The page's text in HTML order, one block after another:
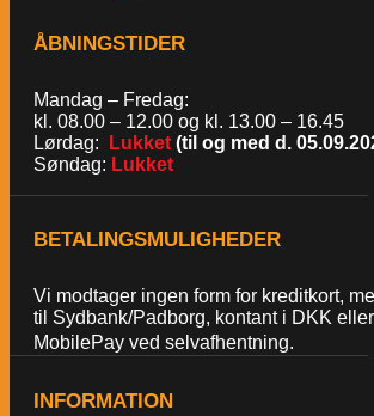
ÅBNINGSTIDER
Mandag – Fredag:
kl. 08.00 – 12.00 og kl. 13.00 – 16.45
Lørdag:
Lukket (til og med d.
Søndag: Lukket
BETALINGSMULIGHEDER
Vi modtager ingen form for kreditkort,
til Sydbank/Padborg, kontant i DKK
MobilePay ved selvafhentning.
INFORMATION